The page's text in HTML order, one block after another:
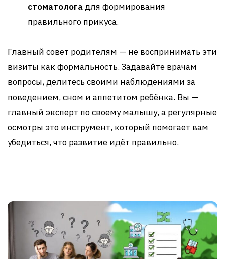
стоматологадля формирования
правильного прикуса.
Главный совет родителям — не воспринимать эти
визиты как формальность. Задавайте врачам
вопросы, делитесь своими наблюдениями за
поведением, сном и аппетитом ребёнка. Вы —
главный эксперт по своему малышу, а регулярные
осмотры это инструмент, который помогает вам
убедиться, что развитие идёт правильно.